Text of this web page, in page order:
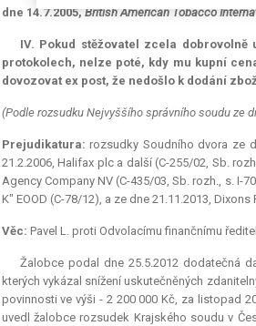
dne 14.7.2005,British American Tobacco
IV. Pokud stěžovatel zcela
protokolech, nelze poté, kdy mu kupní
dovozovat ex post, že nedošlo k dodání
(Podle rozsudku Nejvyššího správního soudu ze
Prejudikatura: rozsudky Soudního dvora ze
21.2.2006, Halifax plc a další (C-255/02, Sb.
Agency Company NV (C-435/03, Sb. rozh., s. I-
K" EOOD (C-78/12), a ze dne 21.11.2013,
Věc: Pavel L. proti Odvolacímu finančnímu
Žalobce podal dne 25.5.2012 dodatečná
kterých vykázal snížení uskutečněných
povinnosti ve výši - 2 200 000 Kč, za listopad
uvedl žalobce rozsudek Krajského soudu v